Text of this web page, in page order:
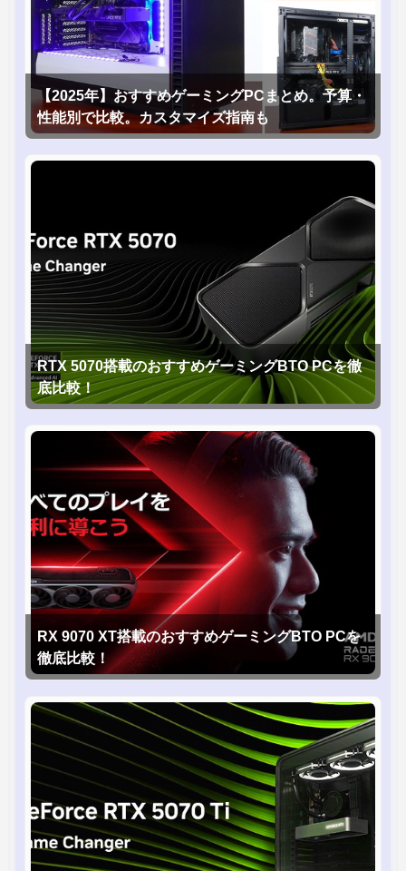
【2025年】おすすめゲーミングPCまとめ。予算・
性能別で比較。カスタマイズ指南も
RTX 5070搭載のおすすめゲーミングBTO PCを徹
底比較！
RX 9070 XT搭載のおすすめゲーミングBTO PCを
徹底比較！